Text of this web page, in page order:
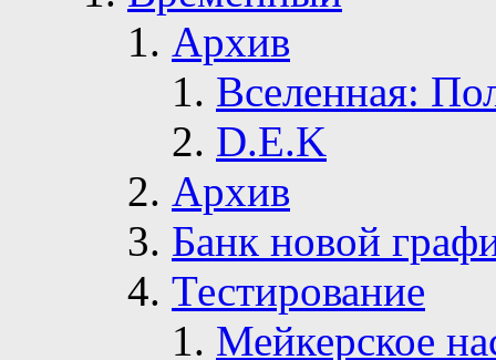
Архив
Вселенная:
D.E.K
Архив
Банк новой
Тестирование
Мейкерское